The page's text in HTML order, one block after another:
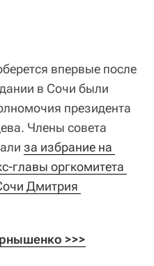
впервые после
в Сочи были
президента
Члены совета
за избрание на
главы оргкомитета
Дмитрия
>>>